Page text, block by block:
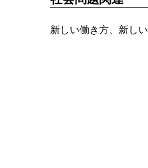
新しい働き方、新し